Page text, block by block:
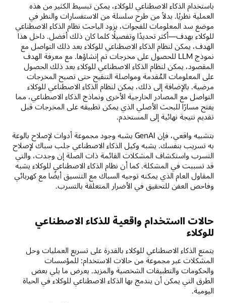
باستخدام الذكاء الاصطناعي للوكلاء، يمكن تبسيط الكثير من هذه
العملية نظريًا. بدلاً من طرح سلسلة من الاستفسارات والنظر في
موضع سد المعلومات للفجوات، يزود الباحث نظام الذكاء الاصطناعي
للوكلاء بهدف—أكثر تحديدًا وتفصيلًا كلما كان ذلك أفضل. داخل هذا
الهدف، يمكن لنظام الذكاء الاصطناعي للوكلاء بعد ذلك التواصل مع
نموذج LLM للحصول على مخرجات تم إنشاؤها. مع معرفة الهدف
المقصود، يمكن لنظام الذكاء الاصطناعي للوكلاء بعد ذلك الحصول
على المعلومات المُقدمة ومواصلة التنقيح حتى تصبح المخرجات
مرضية. بالإضافة إلى ذلك، يمكن لنظام الذكاء الاصطناعي للوكلاء
التواصل مع المصادر الخارجية الأخرى ونماذج الذكاء الاصطناعي، مما
يفتح مسارًا للبحث الأصلي الذي يمكن تطبيقه على المخرجات قبل
تقديم نتيجة نهائية إلى المستخدم.
بتشبيه واقعي، فإن GenAI يشبه وجود مجموعة أدوات لإصلاح بالوعة
به تسريب بنفسك. يشبه وكيل الذكاء الاصطناعي جلب سباك لإصلاح
التسرب واستكشاف المشكلات القائمة ذات الصلة إن وجدت، والتي
قد تسببت في المشكلة. كما أن نظام الذكاء الاصطناعي للوكلاء يشبه
المقاول العام الذي يمكنه توجيه السباك مع التنسيق أيضًا مع كهربائي
وفاحص العفن للتحقيق في الأضرار المتعلقة بالتسرب.
حالات ااستخدام واقعية للذكاء الاصطناعي
للوكلاء
يتمتع الذكاء الاصطناعي للوكلاء بالقدرة على تسريع العمليات وحل
المشكلات عبر مجموعة من حالات الاستخدام: للمؤسسات
والحكومات والتطبيقات الشخصية والمزيد. يعرض ما يلي بعض
الطرق التي يمكن أن يندمج بها الذكاء الاصطناعي للوكلاء في الحياة
اليومية.